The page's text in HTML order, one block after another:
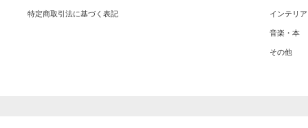
特定商取引法に基づく表記 インテリア
音楽・本
その他